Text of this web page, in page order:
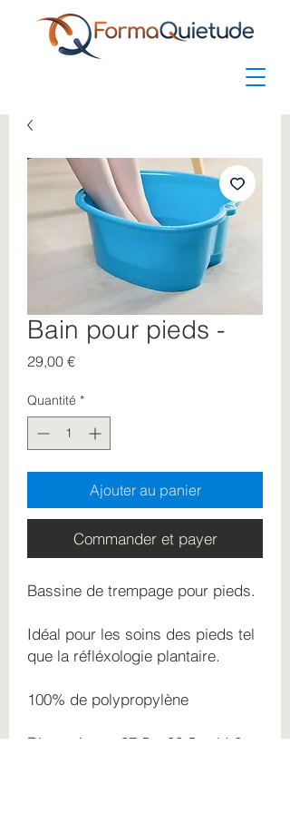
Bain pour pieds -
29,00 €Prix
Quantité *
Ajouter au panier
Commander et payer
Bassine de trempage pour pieds.
Idéal pour les soins des pieds tel
que la réfléxologie plantaire.
100% de polypropylène
Dimensions : 37.5 x 33.5 x 14.8